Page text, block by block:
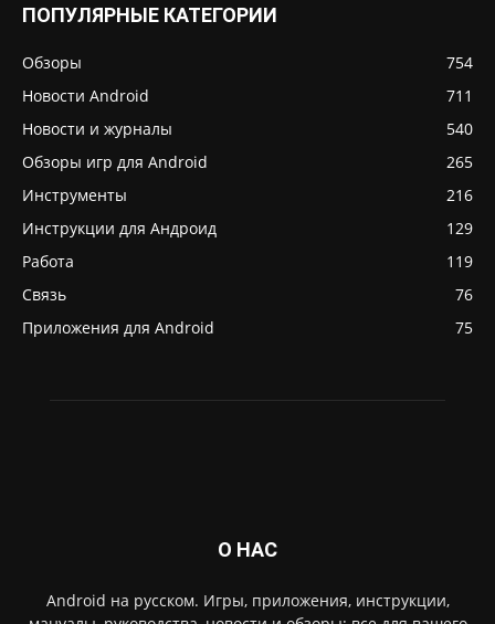
ПОПУЛЯРНЫЕ КАТЕГОРИИ
Обзоры
754
Новости Android
711
Новости и журналы
540
Обзоры игр для Android
265
Инструменты
216
Инструкции для Андроид
129
Работа
119
Связь
76
Приложения для Android
75
О НАС
Android на русском. Игры, приложения, инструкции,